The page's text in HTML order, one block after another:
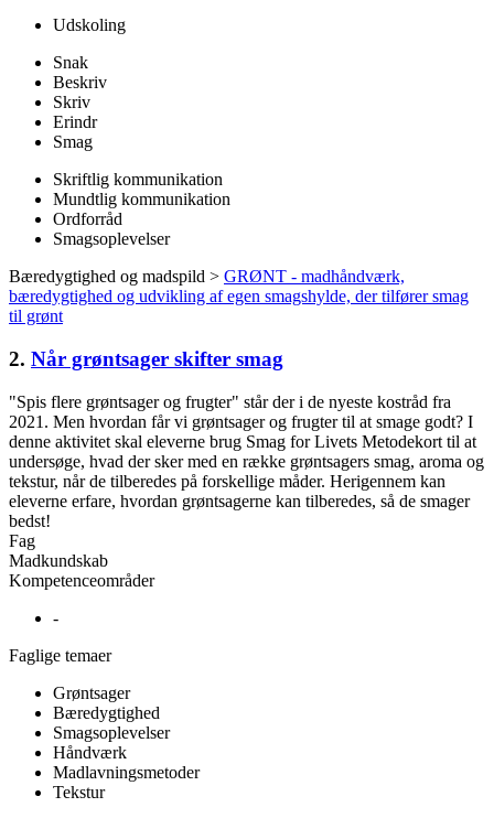
Udskoling
Snak
Beskriv
Skriv
Erindr
Smag
Skriftlig kommunikation
Mundtlig kommunikation
Ordforråd
Smagsoplevelser
Bæredygtighed og madspild > GRØNT - madhåndværk,
bæredygtighed og udvikling af egen smagshylde, der tilfører smag
til grønt
2. Når grøntsager skifter smag
"Spis flere grøntsager og frugter" står der i de nyeste kostråd fra
2021. Men hvordan får vi grøntsager og frugter til at smage godt? I
denne aktivitet skal eleverne brug Smag for Livets Metodekort til at
undersøge, hvad der sker med en række grøntsagers smag, aroma og
tekstur, når de tilberedes på forskellige måder. Herigennem kan
eleverne erfare, hvordan grøntsagerne kan tilberedes, så de smager
bedst!
Fag
Madkundskab
Kompetenceområder
-
Faglige temaer
Grøntsager
Bæredygtighed
Smagsoplevelser
Håndværk
Madlavningsmetoder
Tekstur